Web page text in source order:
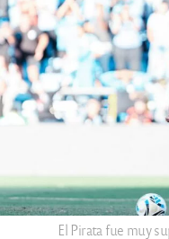
El Pirata fue muy